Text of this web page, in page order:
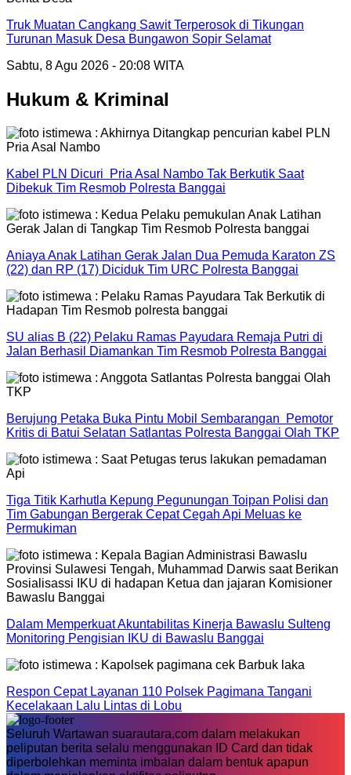
Truk Muatan Cangkang Sawit Terperosok di Tikungan
Turunan Masuk Desa Bungawon Sopir Selamat
Sabtu, 8 Agu 2026 - 20:08 WITA
Hukum & Kriminal
Kabel PLN Dicuri Pria Asal Nambo Tak Berkutik Saat
Dibekuk Tim Resmob Polresta Banggai
Aniaya Anak Latihan Gerak Jalan Dua Pemuda Karaton ZS
(22) dan RP (17) Diciduk Tim URC Polresta Banggai
SU alias B (22) Pelaku Ramas Payudara Remaja Putri di
Jalan Berhasil Diamankan Tim Resmob Polresta Banggai
Berujung Petaka Buka Pintu Mobil Sembarangan Pemotor
Kritis di Batui Selatan Satlantas Polresta Banggai Olah TKP
Tiga Titik Karhutla Kepung Pegunungan Toipan Polisi dan
Tim Gabungan Bergerak Cepat Cegah Api Meluas ke
Permukiman
Dalam Memperkuat Akuntabilitas Kinerja Bawaslu Sulteng
Monitoring Pengisian IKU di Bawaslu Banggai
Respon Cepat Layanan 110 Polsek Pagimana Tangani
Kecelakaan Lalu Lintas di Lobu
Seluruh Wartawan suarautara.com dalam melakukan
peliputan berita selalu menggunakan ID Card dan tidak
diperbolehkan meminta imbalan dalam bentuk apapun